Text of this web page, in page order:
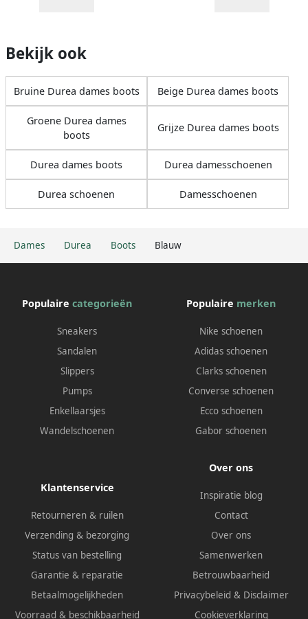
Dames Durea Boots Blauw
Bekijk ook
Bruine Durea dames boots Beige Durea dames boots
Groene Durea dames
boots
Grijze Durea dames boots
Durea dames boots Durea damesschoenen
Durea schoenen Damesschoenen
Populaire categorieën
Sneakers
Sandalen
Slippers
Pumps
Enkellaarsjes
Wandelschoenen
Populaire merken
Nike schoenen
Adidas schoenen
Clarks schoenen
Converse schoenen
Ecco schoenen
Gabor schoenen
Klantenservice
Retourneren & ruilen
Verzending & bezorging
Status van bestelling
Garantie & reparatie
Betaalmogelijkheden
Voorraad & beschikbaarheid
Over ons
Inspiratie blog
Contact
Over ons
Samenwerken
Betrouwbaarheid
Privacybeleid & Disclaimer
Cookieverklaring